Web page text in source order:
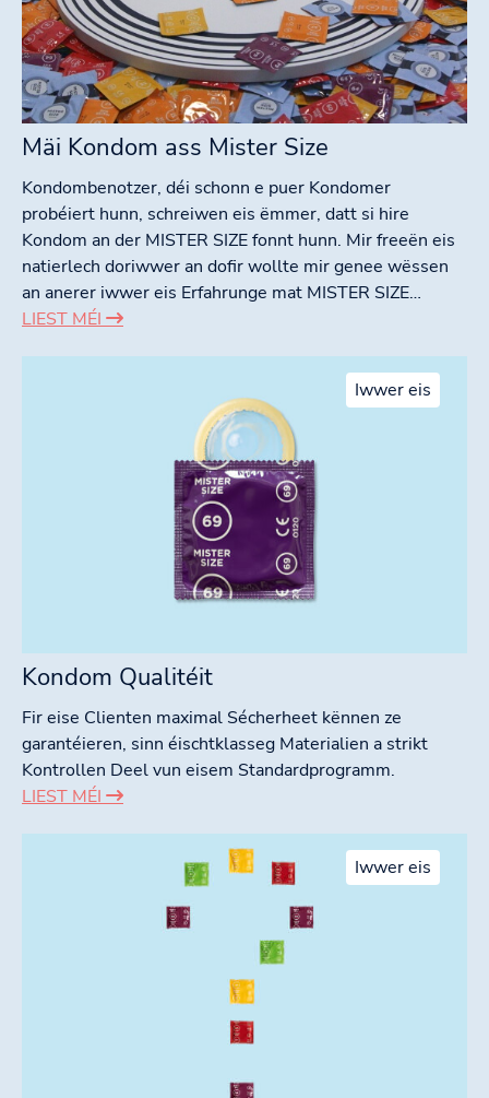
Mäi Kondom ass Mister Size
Kondombenotzer, déi schonn e puer Kondomer
probéiert hunn, schreiwen eis ëmmer, datt si hire
Kondom an der MISTER SIZE fonnt hunn. Mir freeën eis
natierlech doriwwer an dofir wollte mir genee wëssen
an anerer iwwer eis Erfahrunge mat MISTER SIZE…
LIEST MÉI
Iwwer eis
Kondom Qualitéit
Fir eise Clienten maximal Sécherheet kënnen ze
garantéieren, sinn éischtklasseg Materialien a strikt
Kontrollen Deel vun eisem Standardprogramm.
LIEST MÉI
Iwwer eis